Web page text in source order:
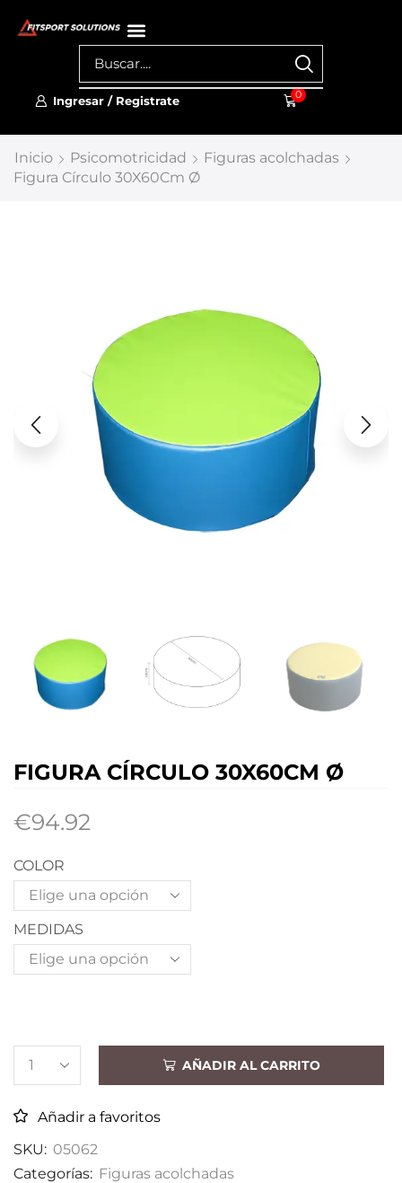
Ingresar / Registrate 0
Inicio Psicomotricidad
Figuras acolchadas
Figura Círculo 30X60Cm Ø
FIGURA CÍRCULO 30X60CM Ø
€94.92
COLOR
MEDIDAS
AÑADIR AL CARRITO
Añadir a favoritos
SKU: 05062
Categorías: Figuras acolchadas